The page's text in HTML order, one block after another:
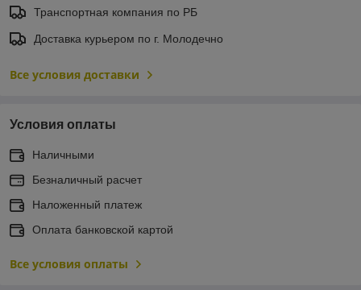
Транспортная компания по РБ
Доставка курьером по г. Молодечно
Все условия доставки
Условия оплаты
Наличными
Безналичный расчет
Наложенный платеж
Оплата банковской картой
Все условия оплаты